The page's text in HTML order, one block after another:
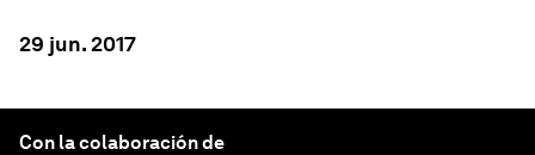
29 jun. 2017
Con la colaboración de